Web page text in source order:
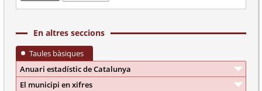
En altres seccions
Taules bàsiques
Anuari estadístic de Catalunya
El municipi en xifres